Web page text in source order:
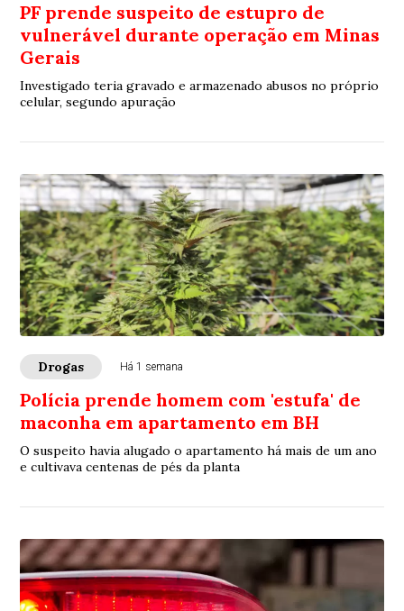
PF prende suspeito de estupro de
vulnerável durante operação em Minas
Gerais
Investigado teria gravado e armazenado abusos no próprio
celular, segundo apuração
Drogas Há 1 semana
Polícia prende homem com 'estufa' de
maconha em apartamento em BH
O suspeito havia alugado o apartamento há mais de um ano
e cultivava centenas de pés da planta